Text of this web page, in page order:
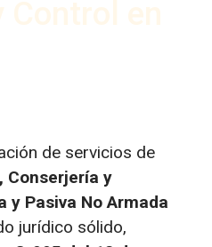
de servicios de
Conserjería y
y Pasiva No Armada
jurídico sólido,